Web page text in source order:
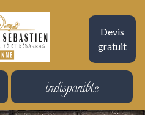
Devis
gratuit
indisponible